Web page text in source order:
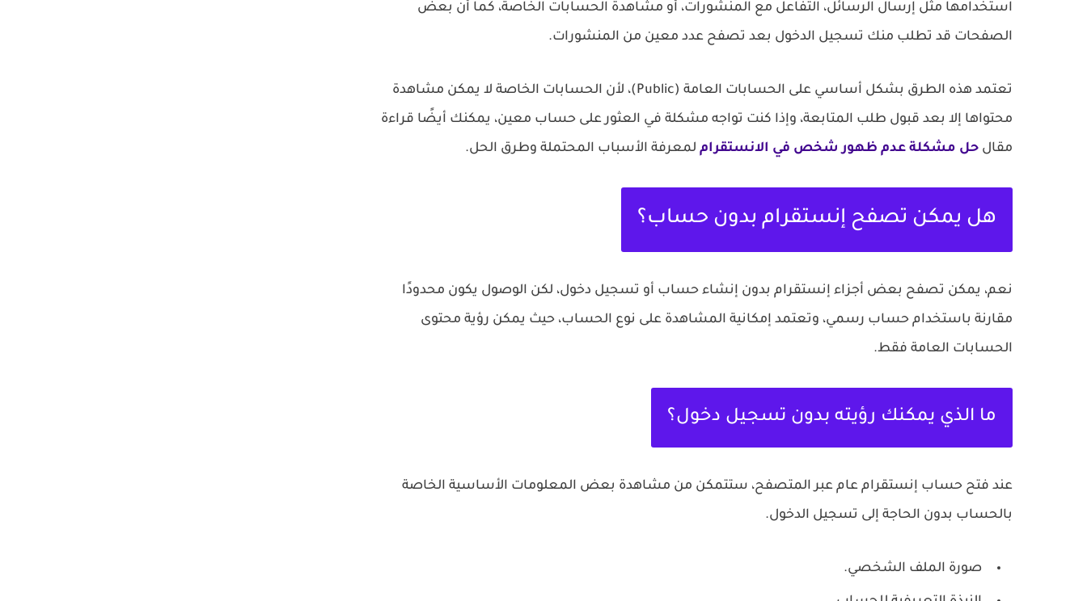
استخدامها مثل إرسال الرسائل، التفاعل مع المنشورات، أو مشاهدة الحسابات الخاصة، كما أن بعض
الصفحات قد تطلب منك تسجيل الدخول بعد تصفح عدد معين من المنشورات.
تعتمد هذه الطرق بشكل أساسي على الحسابات العامة (Public)، لأن الحسابات الخاصة لا يمكن مشاهدة
محتواها إلا بعد قبول طلب المتابعة، وإذا كنت تواجه مشكلة في العثور على حساب معين، يمكنك أيضًا قراءة
مقال حل مشكلة عدم ظهور شخص في الانستقرام لمعرفة الأسباب المحتملة وطرق الحل.
هل يمكن تصفح إنستقرام بدون حساب؟
نعم، يمكن تصفح بعض أجزاء إنستقرام بدون إنشاء حساب أو تسجيل دخول، لكن الوصول يكون محدودًا
مقارنة باستخدام حساب رسمي، وتعتمد إمكانية المشاهدة على نوع الحساب، حيث يمكن رؤية محتوى
الحسابات العامة فقط.
ما الذي يمكنك رؤيته بدون تسجيل دخول؟
عند فتح حساب إنستقرام عام عبر المتصفح، ستتمكن من مشاهدة بعض المعلومات الأساسية الخاصة
بالحساب بدون الحاجة إلى تسجيل الدخول.
صورة الملف الشخصي.